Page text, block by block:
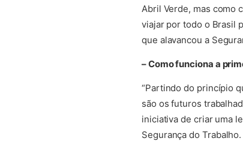
Abril Verde, mas como
viajar por todo o Brasil
que alavancou a
– Como funciona a
“Partindo do princípio
são os futuros
iniciativa de criar uma
Segurança do Trabalho.